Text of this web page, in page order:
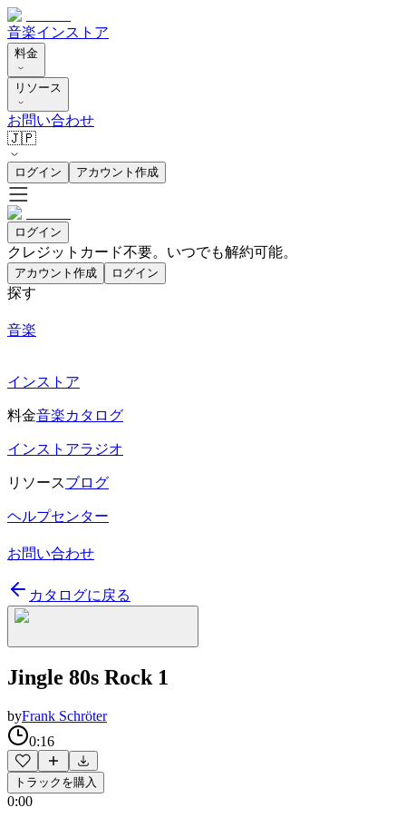
音楽インストア
料金
リソース
お問い合わせ
🇯🇵
ログイン アカウント作成
ログイン
クレジットカード不要。いつでも解約可能。
アカウント作成 ログイン
探す
音楽
インストア
料金音楽カタログ
インストアラジオ
リソースブログ
ヘルプセンター
お問い合わせ
カタログに戻る
Jingle 80s Rock 1
byFrank Schröter
0:16
トラックを購入
0:00